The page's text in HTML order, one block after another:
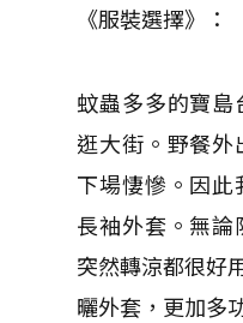
《服裝選擇》：
蚊蟲多多的寶
逛大街。野餐
下場悽慘。因
長袖外套。無
突然轉涼都很好
曬外套，更加多